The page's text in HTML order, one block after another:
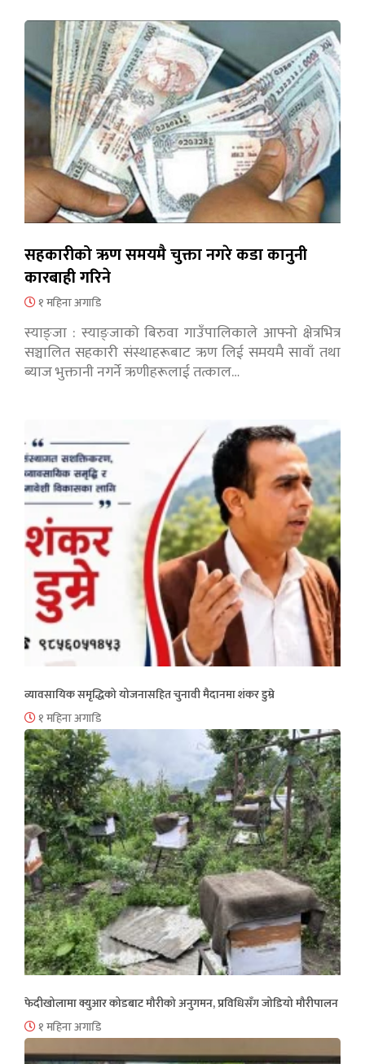
सहकारीको ऋण समयमै चुक्ता नगरे कडा कानुनी
कारबाही गरिने
१ महिना अगाडि
स्याङ्जा : स्याङ्जाको बिरुवा गाउँपालिकाले आफ्नो क्षेत्रभित्र
सञ्चालित सहकारी संस्थाहरूबाट ऋण लिई समयमै सावाँ तथा
ब्याज भुक्तानी नगर्ने ऋणीहरूलाई तत्काल…
व्यावसायिक समृद्धिको योजनासहित चुनावी मैदानमा शंकर डुम्रे
१ महिना अगाडि
फेदीखोलामा क्युआर कोडबाट मौरीको अनुगमन, प्रविधिसँग जोडियो मौरीपालन
१ महिना अगाडि